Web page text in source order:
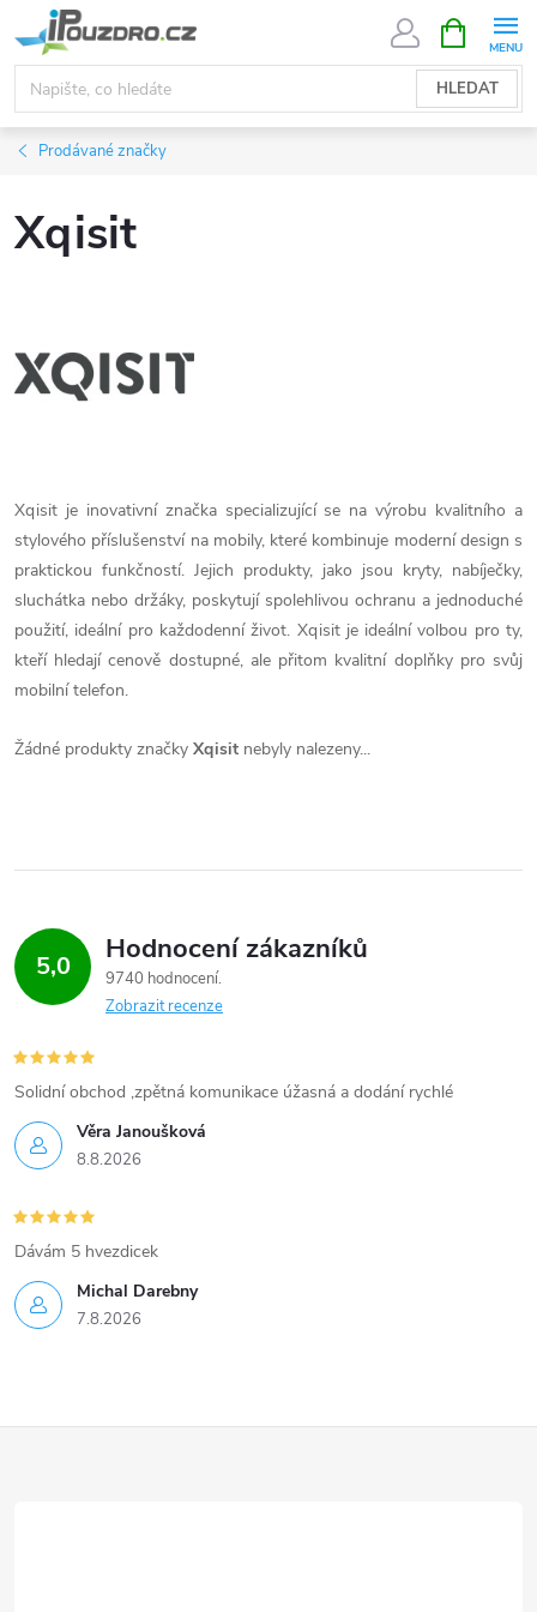
na
obsah
HLEDAT
NÁKUPNÍ
KOŠÍK
Prodávané značky
Xqisit
Xqisit je inovativní značka specializující se na výrobu kvalitního a
stylového příslušenství na mobily, které kombinuje moderní design s
praktickou funkčností. Jejich produkty, jako jsou kryty, nabíječky,
sluchátka nebo držáky, poskytují spolehlivou ochranu a jednoduché
použití, ideální pro každodenní život. Xqisit je ideální volbou pro ty,
kteří hledají cenově dostupné, ale přitom kvalitní doplňky pro svůj
mobilní telefon.
Žádné produkty značky Xqisit nebyly nalezeny...
5,0 Hodnocení zákazníků
9740 hodnocení
Zobrazit recenze
Věra Janoušková
8.8.2026
Solidní obchod ,zpětná komunikace úžasná a dodání rychlé
Michal Darebny
7.8.2026
Dávám 5 hvezdicek